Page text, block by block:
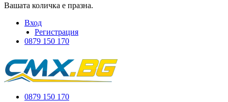
Вашата количка е празна.
Вход
Регистрация
0879 150 170
0879 150 170